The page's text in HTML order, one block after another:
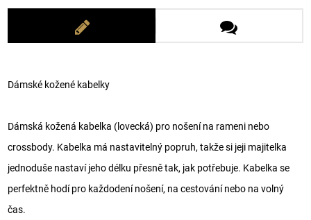
Dámské kožené kabelky
Dámská kožená kabelka (lovecká) pro nošení na rameni nebo
crossbody. Kabelka má nastavitelný popruh, takže si jeji majitelka
jednoduše nastaví jeho délku přesně tak, jak potřebuje. Kabelka se
perfektně hodí pro každodení nošení, na cestování nebo na volný
čas.